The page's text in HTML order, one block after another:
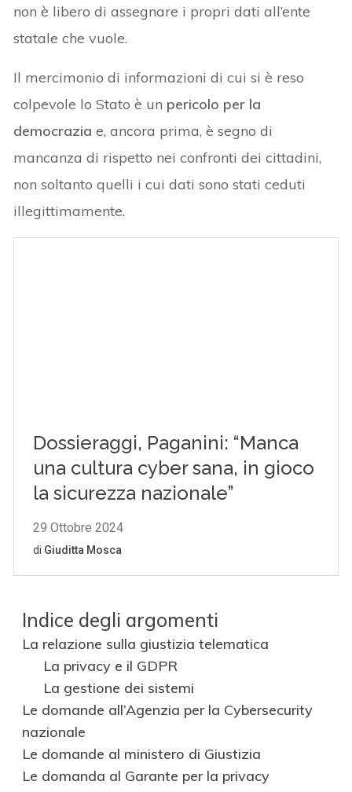
non è libero di assegnare i propri dati all’ente
statale che vuole.
Il mercimonio di informazioni di cui si è reso
colpevole lo Stato è un pericolo per la
democraziae, ancora prima, è segno di
mancanza di rispetto nei confronti dei cittadini,
non soltanto quelli i cui dati sono stati ceduti
illegittimamente.
Indice degli argomenti
La relazione sulla giustizia telematica
La privacy e il GDPR
La gestione dei sistemi
Le domande all’Agenzia per la Cybersecurity
nazionale
Le domande al ministero di Giustizia
Le domanda al Garante per la privacy